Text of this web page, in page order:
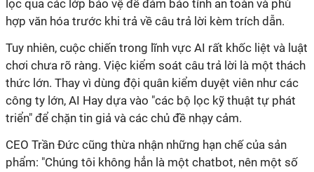
lọc qua các lớp bảo vệ để đảm bảo tính an toàn và phù
hợp văn hóa trước khi trả về câu trả lời kèm trích dẫn.
Tuy nhiên, cuộc chiến trong lĩnh vực AI rất khốc liệt và luật
chơi chưa rõ ràng. Việc kiểm soát câu trả lời là một thách
thức lớn. Thay vì dùng đội quân kiểm duyệt viên như các
công ty lớn, AI Hay dựa vào "các bộ lọc kỹ thuật tự phát
triển" để chặn tin giả và các chủ đề nhạy cảm.
CEO Trần Đức cũng thừa nhận những hạn chế của sản
phẩm: "Chúng tôi không hẳn là một chatbot, nên một số